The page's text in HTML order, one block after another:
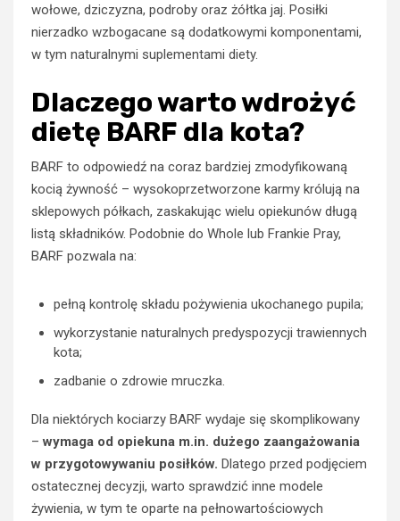
wołowe, dziczyzna, podroby oraz żółtka jaj. Posiłki
nierzadko wzbogacane są dodatkowymi komponentami,
w tym naturalnymi suplementami diety.
Dlaczego warto wdrożyć
dietę BARF dla kota?
BARF to odpowiedź na coraz bardziej zmodyfikowaną
kocią żywność – wysokoprzetworzone karmy królują na
sklepowych półkach, zaskakując wielu opiekunów długą
listą składników. Podobnie do Whole lub Frankie Pray,
BARF pozwala na:
pełną kontrolę składu pożywienia ukochanego pupila;
wykorzystanie naturalnych predyspozycji trawiennych
kota;
zadbanie o zdrowie mruczka.
Dla niektórych kociarzy BARF wydaje się skomplikowany
–wymaga od opiekuna m.in. dużego zaangażowania
w przygotowywaniu posiłków. Dlatego przed podjęciem
ostatecznej decyzji, warto sprawdzić inne modele
żywienia, w tym te oparte na pełnowartościowych